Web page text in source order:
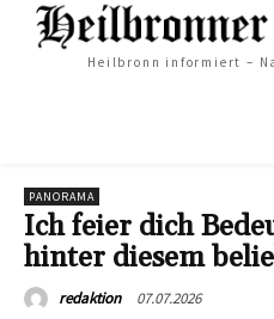
Heilbronn informiert –
PANORAMA
Ich feier dich
hinter diesem
redaktion 07.07.2026